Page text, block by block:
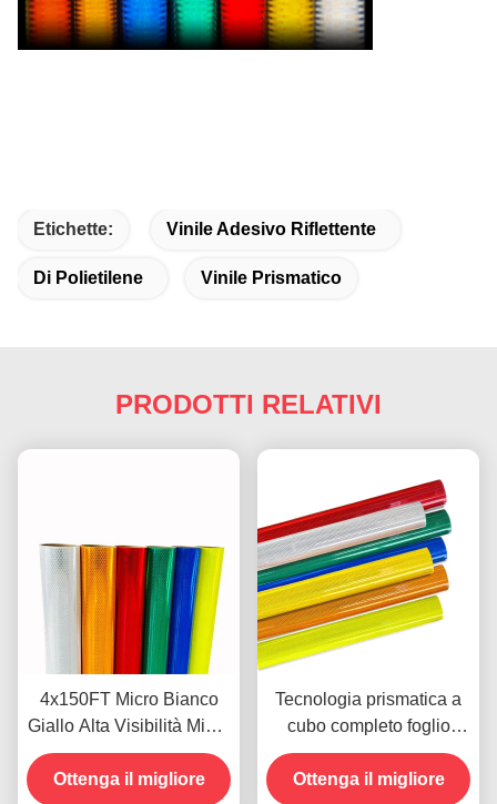
Etichette: Vinile Adesivo Riflettente
Di Polietilene Vinile Prismatico
PRODOTTI RELATIVI
4x150FT Micro Bianco
Giallo Alta Visibilità Micro
Diamond Grade Pellicola
Vinilica Riflettente per
Ottenga il migliore
Tecnologia prismatica a
cubo completo foglio
riflettente di grado
diamante con durata di 10
Ottenga il migliore